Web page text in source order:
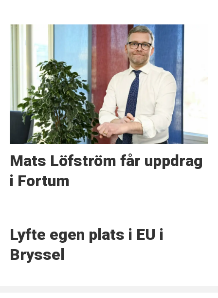
Mats Löfström får uppdrag
i Fortum
Lyfte egen plats i EU i
Bryssel